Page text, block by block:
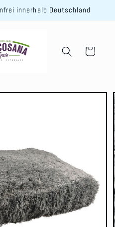
innerhalb Deutschland
Warenkorb